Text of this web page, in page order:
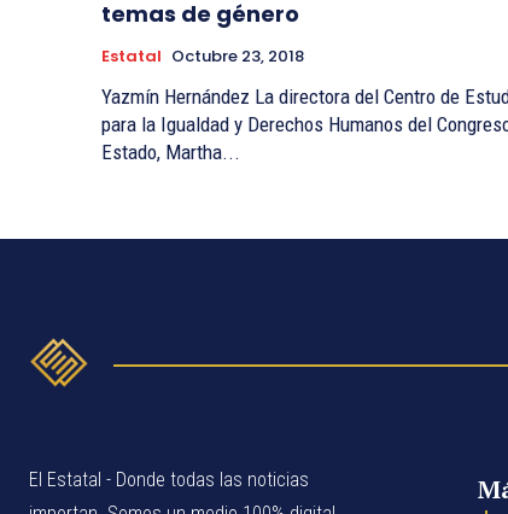
temas de género
Estatal Octubre 23, 2018
Yazmín Hernández La directora del Centro de Estudio
para la Igualdad y Derechos Humanos del
Estado, Martha...
El Estatal - Donde todas las noticias